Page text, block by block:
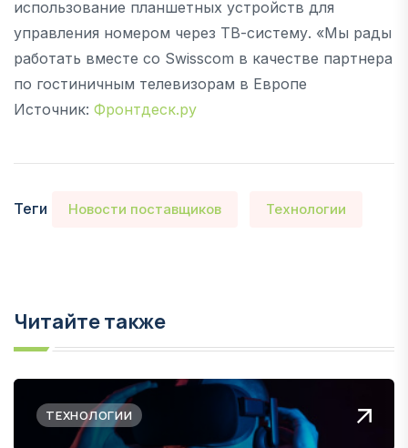
использование планшетных устройств для
управления номером через ТВ-систему. «Мы рады
работать вместе со Swisscom в качестве партнера
по гостиничным телевизорам в Европе
Источник: Фронтдеск.ру
Теги Новости поставщиков Технологии
Читайте также
ТЕХНОЛОГИИ